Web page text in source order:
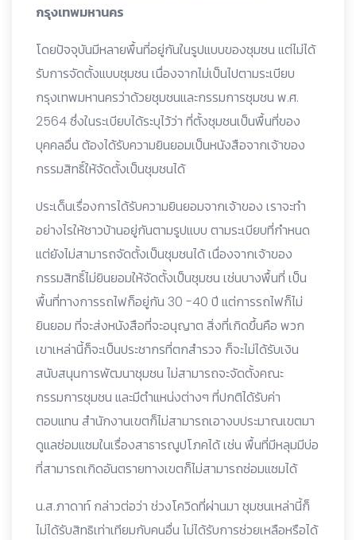
กรุงเทพมหานคร
โดยปัจจุบันมีหลายพื้นที่อยู่กันในรูปแบบของชุมชน แต่ไม่ได้
รับการจัดตั้งแบบชุมชน เนื่องจากไม่เป็นไปตามระเบียบ
กรุงเทพมหานครว่าด้วยชุมชนและกรรมการชุมชน พ.ศ.
2564 ซึ่งในระเบียบได้ระบุไว้ว่า ที่ตั้งชุมชนเป็นพื้นที่ของ
บุคคลอื่น ต้องได้รับความยินยอมเป็นหนังสือจากเจ้าของ
กรรมสิทธิ์ให้จัดตั้งเป็นชุมชนได้
ประเด็นเรื่องการได้รับความยินยอมจากเจ้าของ เราจะทำ
อย่างไรให้ชาวบ้านอยู่กันตามรูปแบบ ตามระเบียบที่กำหนด
แต่ยังไม่สามารถจัดตั้งเป็นชุมชนได้ เนื่องจากเจ้าของ
กรรมสิทธิ์ไม่ยินยอมให้จัดตั้งเป็นชุมชน เช่นบางพื้นที่ เป็น
พื้นที่ทางการรถไฟก็อยู่กัน 30 -40 ปี แต่การรถไฟก็ไม่
ยินยอม ที่จะส่งหนังสือที่จะอนุญาต สิ่งที่เกิดขึ้นคือ พวก
เขาเหล่านี้ก็จะเป็นประชากรที่ตกสำรวจ ก็จะไม่ได้รับเงิน
สนับสนุนการพัฒนาชุมชน ไม่สามารถจะจัดตั้งคณะ
กรรมการชุมชน และมีตำแหน่งต่างๆ ที่ปกติได้รับค่า
ตอบแทน สำนักงานเขตก็ไม่สามารถเอางบประมาณเขตมา
ดูแลซ่อมแซมในเรื่องสาธารณูปโภคได้ เช่น พื้นที่มีหลุมมีบ่อ
ที่สามารถเกิดอันตรายทางเขตก็ไม่สามารถซ่อมแซมได้
น.ส.ภาดาท์ กล่าวต่อว่า ช่วงโควิดที่ผ่านมา ชุมชนเหล่านี้ก็
ไม่ได้รับสิทธิเท่าเทียมกับคนอื่น ไม่ได้รับการช่วยเหลือหรือได้